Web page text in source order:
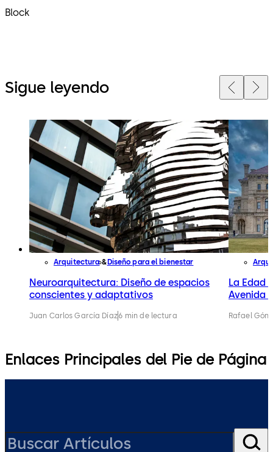
Block
Sigue leyendo
Arquitectura Diseño para el bienestar
Neuroarquitectura: Diseño de espacios
conscientes y adaptativos
Juan Carlos García Díaz6 min de lectura
La Edad
Avenida
Rafael
Enlaces Principales del Pie de Página